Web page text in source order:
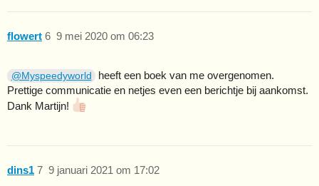
flowert 9 mei 2020 om 06:23
6
@Myspeedyworld
heeft een boek van me overgenomen.
Prettige communicatie en netjes even een berichtje bij aankomst.
Dank Martijn!
dins1 9 januari 2021 om 17:02
7